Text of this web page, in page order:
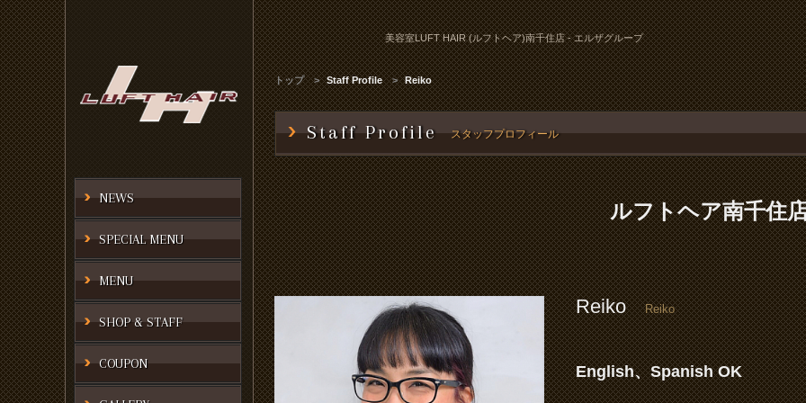
NEWS
SPECIAL MENU
MENU
SHOP & STAFF
COUPON
美容室LUFT HAIR (ルフトヘア)南千住店 - エルザグループ
トップ Staff Profile Reiko
Staff Profile スタッフプロフィール
ルフトヘア南千住
Reiko Reiko
English、Spanish OK